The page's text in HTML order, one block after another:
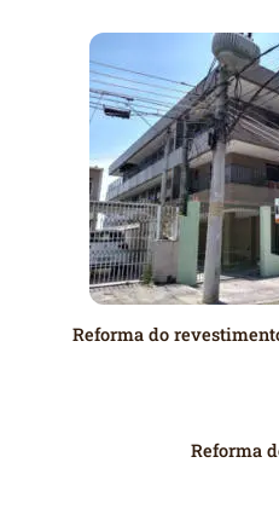
Reforma do
Reforma